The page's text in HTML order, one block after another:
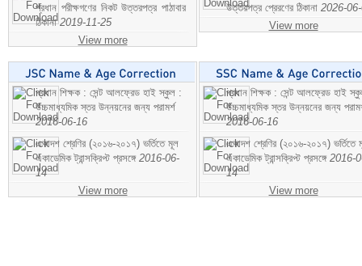
প্রধান পরীক্ষগণের নিকট উত্তরপত্র পাঠাবার
ঠিকানা2019-11-25
View more
উত্তরপত্র প্রেরণের ঠিকানা 2026-
View more
প্রধান শিক্ষক : সেন্ট আলফ্রেড হাই স্কুল :
উচ্চমাধ্যমিক স্তর উন্নয়নের জন্য পরামর্শ
2016-06-16
একাদশ শ্রেণির (২০১৬-২০১৭) ভর্তিতে মূল
একাডেমিক ট্রান্সক্রিপ্ট প্রসঙ্গে 2016-06-
14
View more
প্রধান শিক্ষক : সেন্ট আলফ্রেড হাই
উচ্চমাধ্যমিক স্তর উন্নয়নের জন্য
2016-06-16
একাদশ শ্রেণির (২০১৬-২০১৭) ভর্তিতে
একাডেমিক ট্রান্সক্রিপ্ট প্রসঙ্গে 2016-
14
View more